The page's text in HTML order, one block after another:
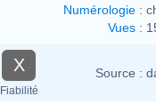
Numérologie :
Vues :
X
Fiabilité
Source :